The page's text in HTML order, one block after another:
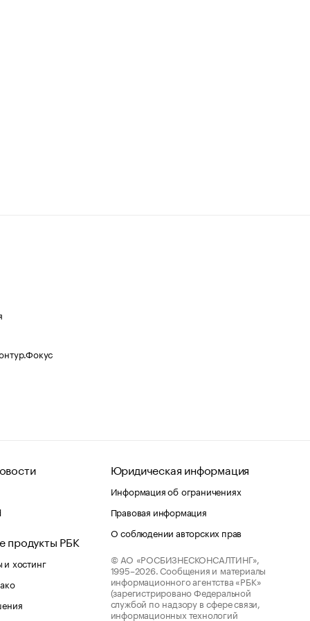
продукты РБК
хостинг
Юридическая информация
Информация об ограничениях
Правовая информация
О соблюдении авторских прав
© АО «РОСБИЗНЕСКОНСАЛТИНГ»,
1995–2026. Сообщения и материалы
информационного агентства «РБК»
(зарегистрировано Федеральной
службой по надзору в сфере связи,
информационных технологий